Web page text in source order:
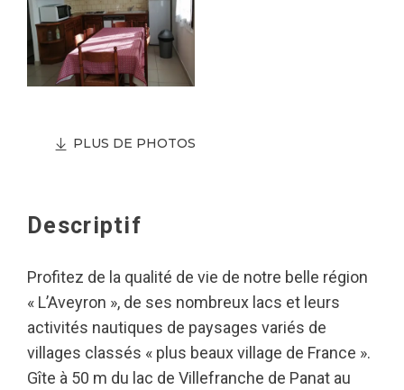
PLUS DE PHOTOS
Descriptif
Profitez de la qualité de vie de notre belle région
« L’Aveyron », de ses nombreux lacs et leurs
activités nautiques de paysages variés de
villages classés « plus beaux village de France ».
Gîte à 50 m du lac de Villefranche de Panat au